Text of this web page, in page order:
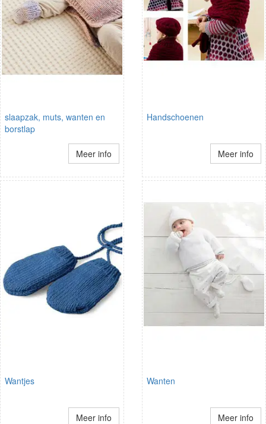
slaapzak, muts, wanten en
borstlap
Meer info
Handschoenen
Meer info
Wantjes
Meer info
Wanten
Meer info